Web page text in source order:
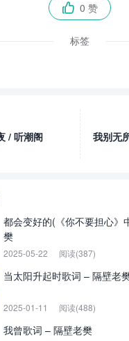
 0 赞
标签
/ 听潮阁
我别无
都会变好的(《你不要担心》
樊
2025-05-22 阅读(387)
当太阳升起时歌词 – 隔壁老
2025-01-11 阅读(488)
我曾歌词 – 隔壁老樊